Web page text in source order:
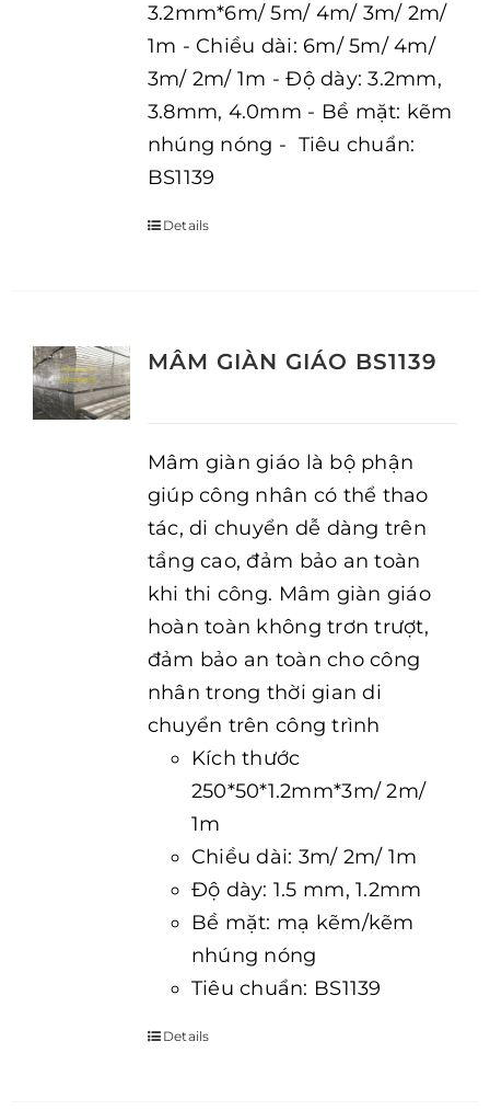
3.2mm*6m/ 5m/ 4m/ 3m/ 2m/
1m - Chiều dài: 6m/ 5m/ 4m/
3m/ 2m/ 1m - Độ dày: 3.2mm,
3.8mm, 4.0mm - Bề mặt: kẽm
nhúng nóng - Tiêu chuẩn:
BS1139
Details
MÂM GIÀN GIÁO BS1139
Mâm giàn giáo là bộ phận
giúp công nhân có thể thao
tác, di chuyển dễ dàng trên
tầng cao, đảm bảo an toàn
khi thi công. Mâm giàn giáo
hoàn toàn không trơn trượt,
đảm bảo an toàn cho công
nhân trong thời gian di
chuyển trên công trình
Kích thước
250*50*1.2mm*3m/ 2m/
1m
Chiều dài: 3m/ 2m/ 1m
Độ dày: 1.5 mm, 1.2mm
Bề mặt: mạ kẽm/kẽm
nhúng nóng
Tiêu chuẩn: BS1139
Details